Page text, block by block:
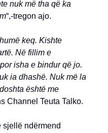
nuk më tha që ka
“,-tregon ajo.
keq. Kishte
Në fillim e
isha e bindur që jo.
ia dhashë. Nuk më la
është me
Channel Teuta Talko.
sjellë ndërmend